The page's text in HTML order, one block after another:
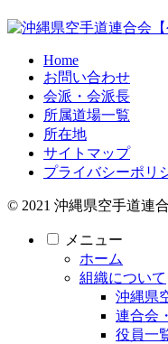
Home
お問い合わせ
会派・会派長
所属道場一覧
所在地
サイトマップ
プライバシーポリ
© 2021 沖縄県空手道連
メニュー
ホーム
組織について
沖縄県
連合会
役員一